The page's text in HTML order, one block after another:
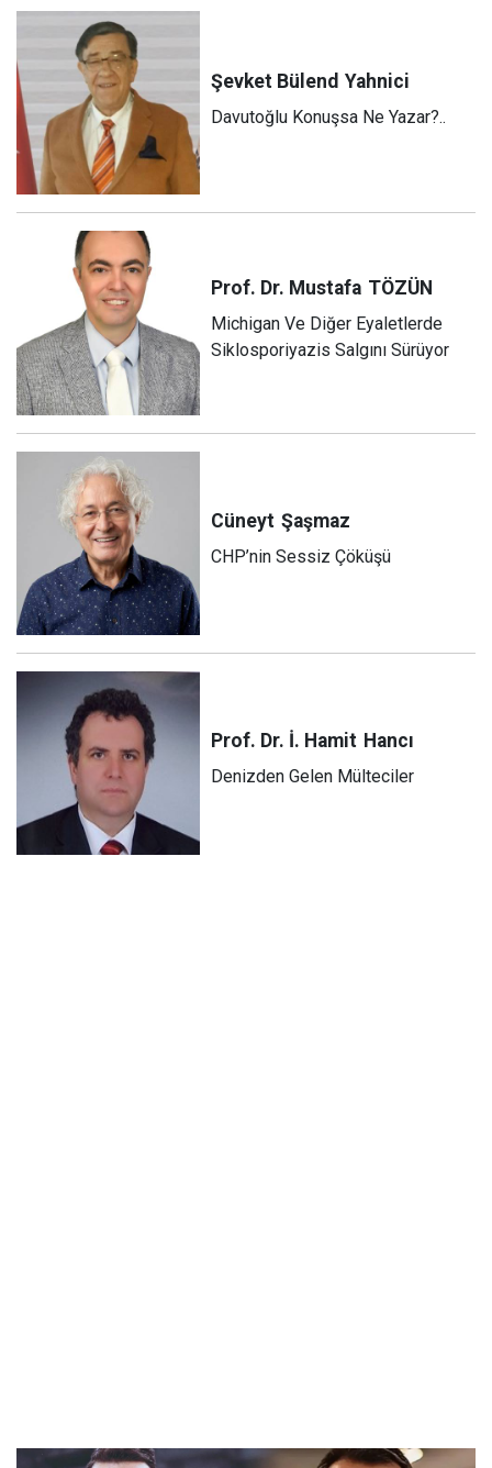
Şevket Bülend Yahnici
Davutoğlu Konuşsa Ne Yazar?..
Prof. Dr. Mustafa TÖZÜN
Michigan Ve Diğer Eyaletlerde
Siklosporiyazis Salgını Sürüyor
Cüneyt Şaşmaz
CHP’nin Sessiz Çöküşü
Prof. Dr. İ. Hamit Hancı
Denizden Gelen Mülteciler